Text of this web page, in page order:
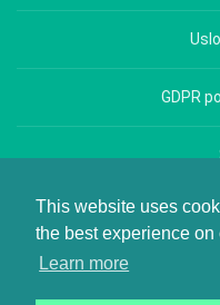
This website uses
the best experience on
Learn more
GDPR
Copyright © Hrana
Web magazin Hrana i Zdravlje